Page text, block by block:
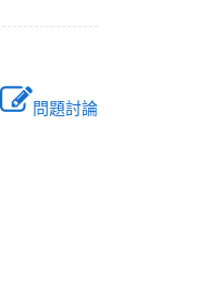
問題討論